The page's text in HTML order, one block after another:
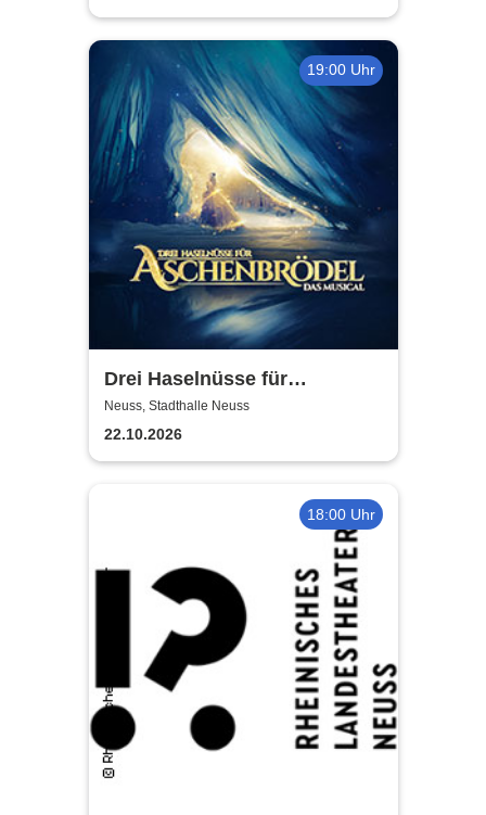
19:00 Uhr
Drei Haselnüsse für
Aschenbrödel - Das Musical
Neuss, Stadthalle Neuss
22.10.2026
18:00 Uhr